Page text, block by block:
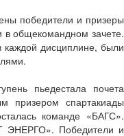
победители и призеры
в общекомандном зачете.
дисциплине, были
пьедестала почета
призером спартакиады
команде «БАГС».
ЭНЕРГО». Победители и